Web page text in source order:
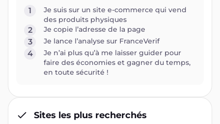
1
Je suis sur un site e-commerce qui vend
des produits physiques
2 Je copie l’adresse de la page
3 Je lance l’analyse sur FranceVerif
4
Je n’ai plus qu’à me laisser guider pour
faire des économies et gagner du temps,
en toute sécurité !
Sites les plus recherchés